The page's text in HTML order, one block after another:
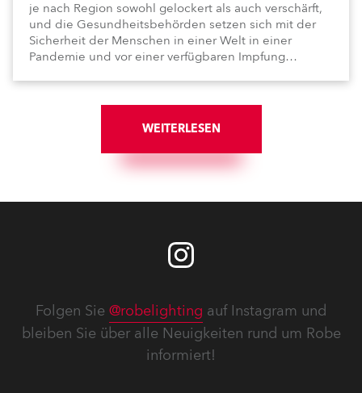
je nach Region sowohl gelockert als auch verschärft,
und die Gesundheitsbehörden setzen sich mit der
Sicherheit der Menschen in einer Welt in einer
Pandemie und vor einer verfügbaren Impfung
Tragen von Masken und andere Präventivmaßnahmen
in großem Maßstab praktiziert werden müssen... steht
die Industrie für Live-Events und Aufführungen immer
noch vor großen Herausforderungen. Wir wenden uns
an Branchenfreunde, Kollegen, Mitarbeiter, Partner
usw. und bitten sie, ihre Erfahrungen und Aktivitäten
WEITERLESEN
Folgen Sie @robelighting auf Instagram und
bleiben Sie über alle Neuigkeiten rund um Robe
informiert!